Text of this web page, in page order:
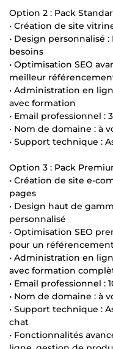
Option 2 : Pack
• Création de site
• Design personnalisé
besoins
• Optimisation SEO
meilleur
• Administration en
avec formation
• Email professionnel :
• Nom de domaine : à
• Support technique :
Option 3 : Pack
• Création de site e-
pages
• Design haut de
personnalisé
• Optimisation SEO
pour un
• Administration en
avec formation
• Email professionnel :
• Nom de domaine : à
• Support technique :
chat
• Fonctionnalités